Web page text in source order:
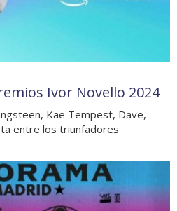
Ivor Novello 2024
Kae Tempest, Dave,
entre los triunfadores